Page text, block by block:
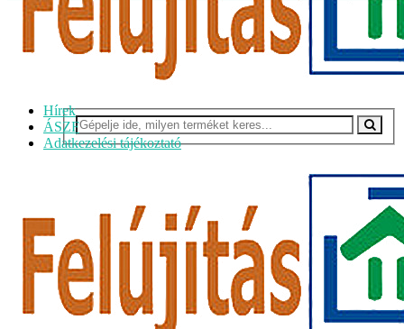
Hírek
ÁSZF
Adatkezelési tájékoztató